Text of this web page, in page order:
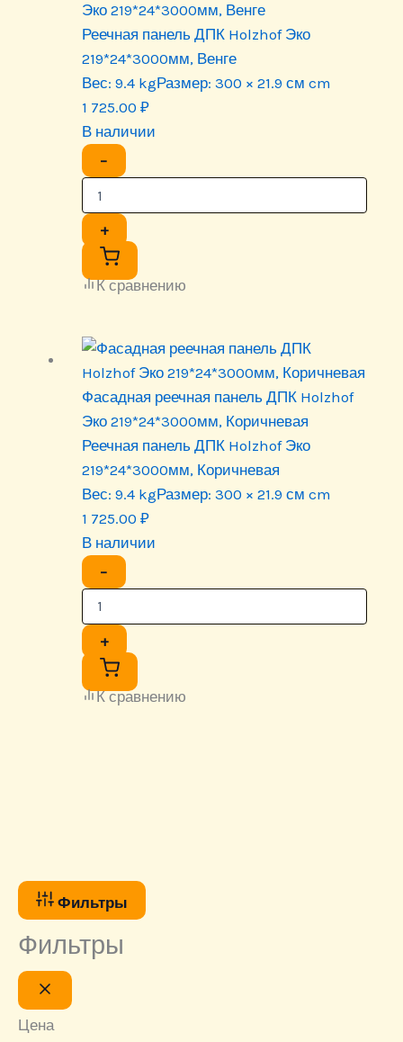
Фильтры
Фильтры
Цена
Эко 219*24*3000мм, Венге
Реечная панель ДПК Holzhof Эко
219*24*3000мм, Венге
Вес: 9.4 kgРазмер: 300 × 21.9 см cm
1 725.00 ₽
В наличии
−
+
К сравнению
Фасадная реечная панель ДПК Holzhof
Эко 219*24*3000мм, Коричневая
Реечная панель ДПК Holzhof Эко
219*24*3000мм, Коричневая
Вес: 9.4 kgРазмер: 300 × 21.9 см cm
1 725.00 ₽
В наличии
−
+
К сравнению